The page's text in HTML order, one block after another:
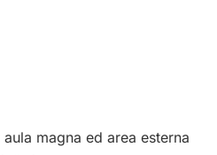
magna ed area esterna